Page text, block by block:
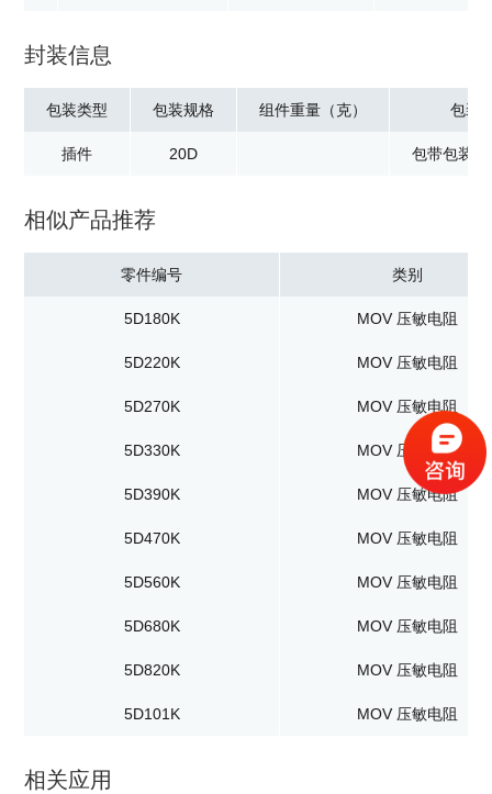
封装信息
包装类型
插件
包装规格
20D
组件重量（克） 包装
包带包装
相似产品推荐
零件编号 类别
5D180K MOV 压敏电阻
5D220K MOV 压敏电阻
5D270K MOV 压敏电阻
5D330K MOV 压敏电阻
5D390K MOV 压敏电阻
5D470K MOV 压敏电阻
5D560K MOV 压敏电阻
5D680K MOV 压敏电阻
5D820K MOV 压敏电阻
5D101K MOV 压敏电阻
相关应用